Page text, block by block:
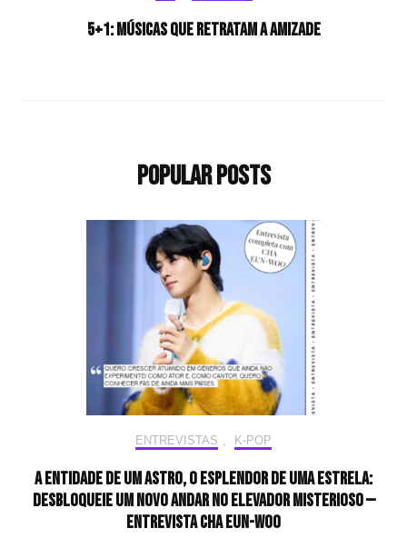
5+1: Músicas que retratam a amizade
Popular Posts
ENTREVISTAS , K-POP
A entidade de um astro, o esplendor de uma estrela:
desbloqueie um novo andar no elevador misterioso —
Entrevista CHA EUN-WOO